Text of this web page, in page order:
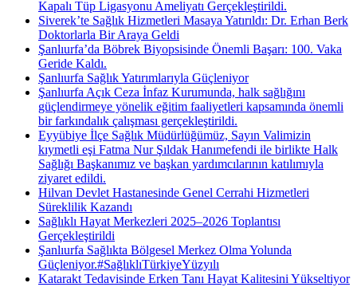
Kapalı Tüp Ligasyonu Ameliyatı Gerçekleştirildi.
Siverek’te Sağlık Hizmetleri Masaya Yatırıldı: Dr. Erhan Berk
Doktorlarla Bir Araya Geldi
Şanlıurfa’da Böbrek Biyopsisinde Önemli Başarı: 100. Vaka
Geride Kaldı.
Şanlıurfa Sağlık Yatırımlarıyla Güçleniyor
Şanlıurfa Açık Ceza İnfaz Kurumunda, halk sağlığını
güçlendirmeye yönelik eğitim faaliyetleri kapsamında önemli
bir farkındalık çalışması gerçekleştirildi.
Eyyübiye İlçe Sağlık Müdürlüğümüz, Sayın Valimizin
kıymetli eşi Fatma Nur Şıldak Hanımefendi ile birlikte Halk
Sağlığı Başkanımız ve başkan yardımcılarının katılımıyla
ziyaret edildi.
Hilvan Devlet Hastanesinde Genel Cerrahi Hizmetleri
Süreklilik Kazandı
Sağlıklı Hayat Merkezleri 2025–2026 Toplantısı
Gerçekleştirildi
Şanlıurfa Sağlıkta Bölgesel Merkez Olma Yolunda
Güçleniyor.#SağlıklıTürkiyeYüzyılı
Katarakt Tedavisinde Erken Tanı Hayat Kalitesini Yükseltiyor